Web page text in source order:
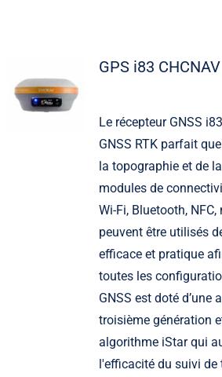
GPS i83 CHCNAV
Le récepteur GNSS
GNSS RTK parfait
la topographie et de
modules de
Wi-Fi, Bluetooth,
peuvent être utilisés
efficace et pratique
toutes les
GNSS est doté d’une
troisième génération
algorithme iStar qui
l'efficacité du suivi de